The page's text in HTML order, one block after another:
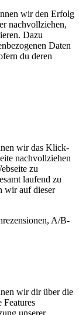
wir den Erfolg
nachvollziehen,
Dazu
Daten
du deren
wir das Klick-
nachvollziehen
zu
laufend zu
wir auf dieser
A/B-
wir dir über die
Features
unserer